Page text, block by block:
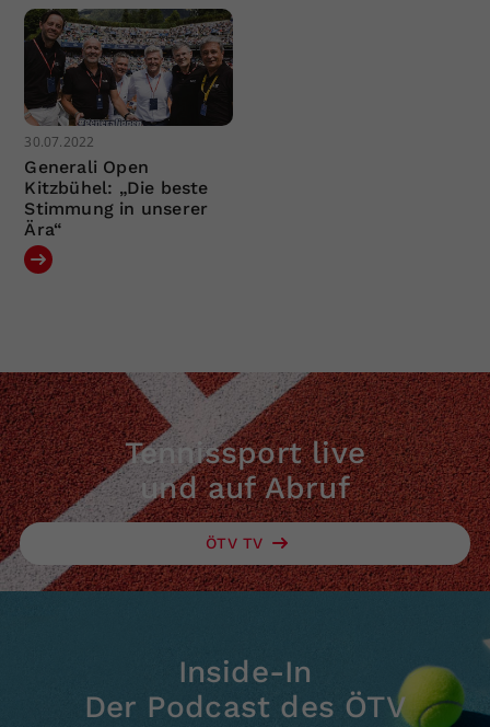
30.07.2022
Generali Open
Kitzbühel: „Die beste
Stimmung in unserer
Ära“
Tennissport live
und auf Abruf
ÖTV TV
Inside-In
Der Podcast des ÖTV